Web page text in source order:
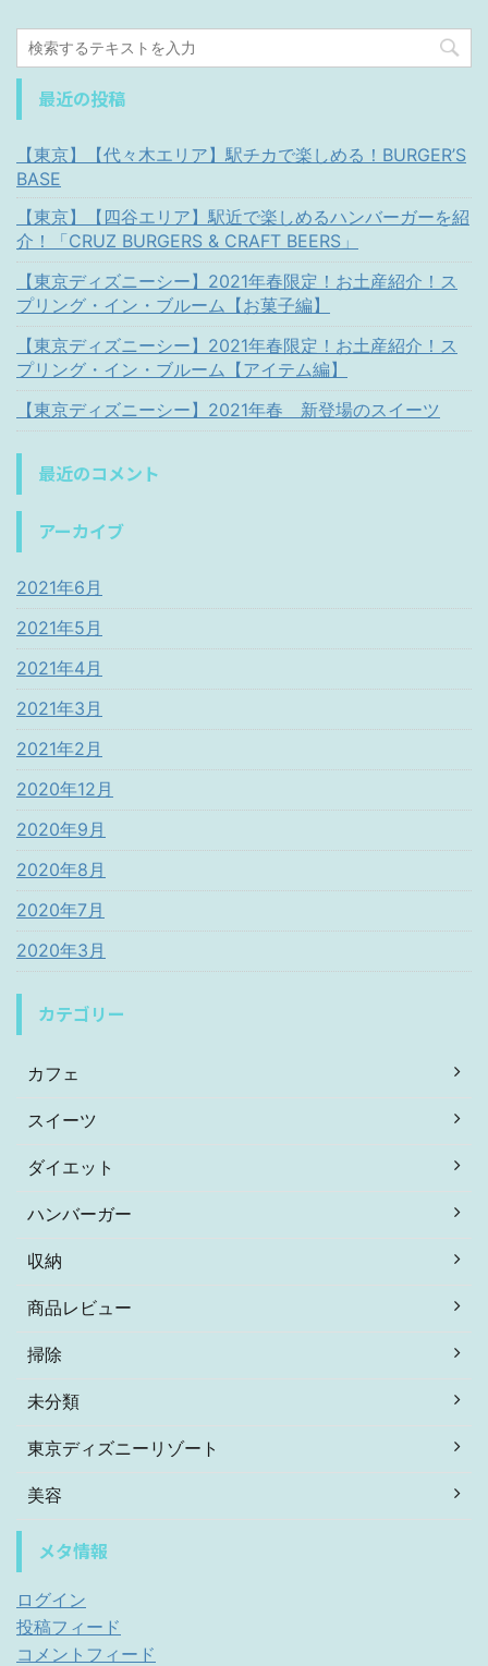
最近の投稿
【東京】【代々木エリア】駅チカで楽しめる！BURGER’S
BASE
【東京】【四谷エリア】駅近で楽しめるハンバーガーを紹
介！「CRUZ BURGERS & CRAFT BEERS」
【東京ディズニーシー】2021年春限定！お土産紹介！ス
プリング・イン・ブルーム【お菓子編】
【東京ディズニーシー】2021年春限定！お土産紹介！ス
プリング・イン・ブルーム【アイテム編】
【東京ディズニーシー】2021年春 新登場のスイーツ
最近のコメント
アーカイブ
2021年6月
2021年5月
2021年4月
2021年3月
2021年2月
2020年12月
2020年9月
2020年8月
2020年7月
2020年3月
カテゴリー
カフェ
スイーツ
ダイエット
ハンバーガー
収納
商品レビュー
掃除
未分類
東京ディズニーリゾート
美容
メタ情報
ログイン
投稿フィード
コメントフィード